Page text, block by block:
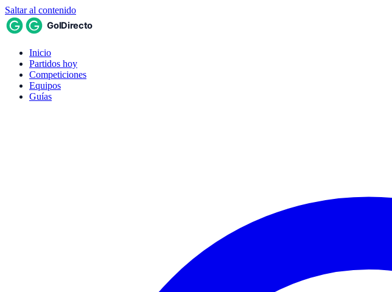
Saltar al contenido
Inicio
Partidos hoy
Competiciones
Equipos
Guías